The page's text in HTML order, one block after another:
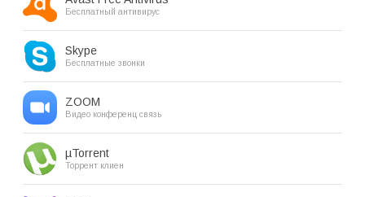
Бесплатный антивирус
Skype
Бесплатные звонки
ZOOM
Видео конференц связь
µTorrent
Торрент клиен